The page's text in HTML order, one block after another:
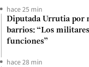
hace 25 min
Diputada Urrutia por
barrios: “Los
funciones”
hace 28 min